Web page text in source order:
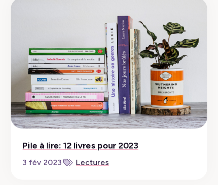
Pile à lire: 12 livres pour 2023
3 fév 2023 Lectures